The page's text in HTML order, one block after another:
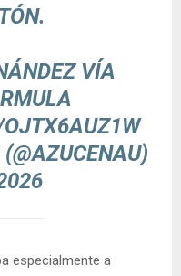
VÍA
especialmente a